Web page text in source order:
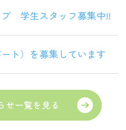
学生スタッフ募集中!!
ト）を募集しています